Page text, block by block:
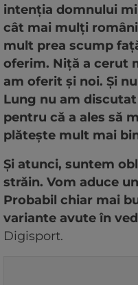
intenția domnului
cât mai mulți
mult prea scump
oferim. Niță a cerut
am oferit și noi. Și
Lung nu am
pentru că a ales să
plătește mult mai
Și atunci, suntem
străin. Vom aduce
Probabil chiar mai
variante avute în
Digisport.